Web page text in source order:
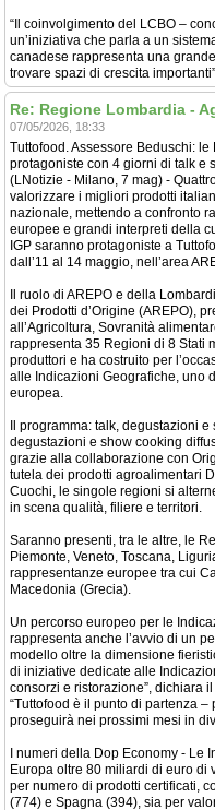
“Il coinvolgimento del LCBO –
un’iniziativa che parla a un
canadese rappresenta una
trovare spazi di crescita
Re: Regione Lombardia -
07/05/2026, 18:33
Tuttofood. Assessore Beduschi:
protagoniste con 4 giorni di talk e
(LNotizie - Milano, 7 mag) -
valorizzare i migliori prodotti
nazionale, mettendo a confronto
europee e grandi interpreti della
IGP saranno protagoniste a
dall’11 al 14 maggio, nell’area
Il ruolo di AREPO e della
dei Prodotti d’Origine (AREPO),
all’Agricoltura, Sovranità
rappresenta 35 Regioni di 8 Stati
produttori e ha costruito per
alle Indicazioni Geografiche, uno
europea.
Il programma: talk, degustazioni
degustazioni e show cooking
grazie alla collaborazione con
tutela dei prodotti agroalimentari
Cuochi, le singole regioni si
in scena qualità, filiere e territori.
Saranno presenti, tra le altre, le
Piemonte, Veneto, Toscana,
rappresentanze europee tra cui
Macedonia (Grecia).
Un percorso europeo per le
rappresenta anche l’avvio di un
modello oltre la dimensione
di iniziative dedicate alle
consorzi e ristorazione”, dichiara
“Tuttofood è il punto di partenza
proseguirà nei prossimi mesi in
I numeri della Dop Economy -
Europa oltre 80 miliardi di euro di
per numero di prodotti certificati,
(774) e Spagna (394), sia per